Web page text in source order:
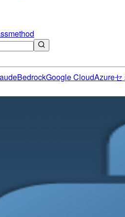
BedrockGoogle CloudAzureセ